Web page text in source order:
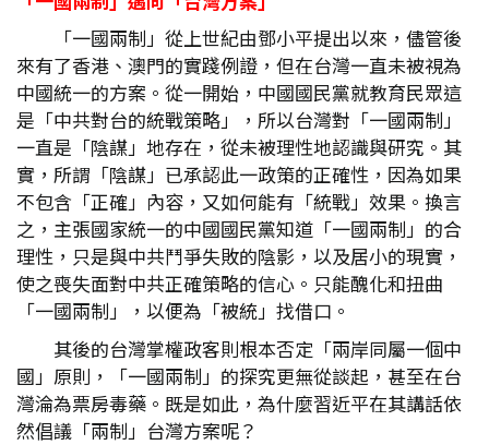
「一國兩制」從上世紀由鄧小平提出以來，儘管後
來有了香港、澳門的實踐例證，但在台灣一直未被視為
中國統一的方案。從一開始，中國國民黨就教育民眾這
是「中共對台的統戰策略」，所以台灣對「一國兩制」
一直是「陰謀」地存在，從未被理性地認識與研究。其
實，所謂「陰謀」已承認此一政策的正確性，因為如果
不包含「正確」內容，又如何能有「統戰」效果。換言
之，主張國家統一的中國國民黨知道「一國兩制」的合
理性，只是與中共鬥爭失敗的陰影，以及居小的現實，
使之喪失面對中共正確策略的信心。只能醜化和扭曲
「一國兩制」，以便為「被統」找借口。
其後的台灣掌權政客則根本否定「兩岸同屬一個中
國」原則，「一國兩制」的探究更無從談起，甚至在台
灣淪為票房毒藥。既是如此，為什麼習近平在其講話依
然倡議「兩制」台灣方案呢？